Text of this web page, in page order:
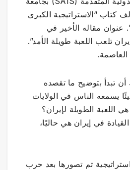
كتاب “الاستراتيجية الكبرى
عنوان مقاله الأخير في
تلعب اللعبة طويلة الأمد”.
تبدأ بتوضيح ما تقصده
يسمعه الناس في الولايات
اللعبة الطويلة لإيران؟
في إيران هي حاليًا،
تم تصورها بعد حرب